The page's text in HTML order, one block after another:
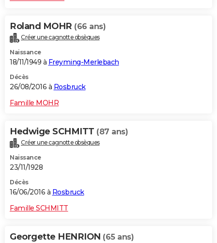
Roland MOHR (66 ans)
Créer une cagnotte obsèques
Naissance
18/11/1949 à Freyming-Merlebach
Décès
26/08/2016 à Rosbruck
Famille MOHR
Hedwige SCHMITT (87 ans)
Créer une cagnotte obsèques
Naissance
23/11/1928
Décès
16/06/2016 à Rosbruck
Famille SCHMITT
Georgette HENRION (65 ans)